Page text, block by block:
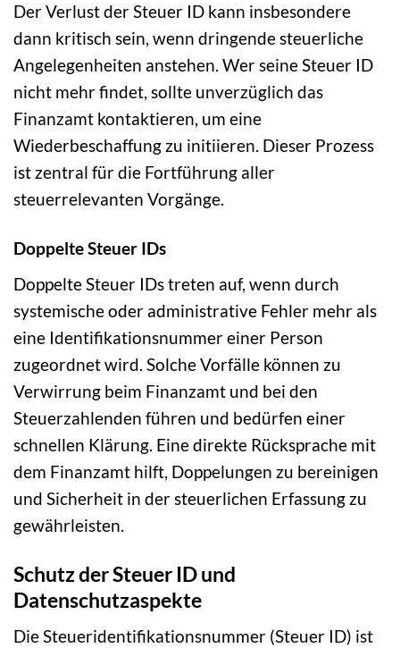
Der Verlust der Steuer ID kann insbesondere
dann kritisch sein, wenn dringende steuerliche
Angelegenheiten anstehen. Wer seine Steuer ID
nicht mehr findet, sollte unverzüglich das
Finanzamt kontaktieren, um eine
Wiederbeschaffung zu initiieren. Dieser Prozess
ist zentral für die Fortführung aller
steuerrelevanten Vorgänge.
Doppelte Steuer IDs
Doppelte Steuer IDs treten auf, wenn durch
systemische oder administrative Fehler mehr als
eine Identifikationsnummer einer Person
zugeordnet wird. Solche Vorfälle können zu
Verwirrung beim Finanzamt und bei den
Steuerzahlenden führen und bedürfen einer
schnellen Klärung. Eine direkte Rücksprache mit
dem Finanzamt hilft, Doppelungen zu bereinigen
und Sicherheit in der steuerlichen Erfassung zu
gewährleisten.
Schutz der Steuer ID und
Datenschutzaspekte
Die Steueridentifikationsnummer (Steuer ID) ist